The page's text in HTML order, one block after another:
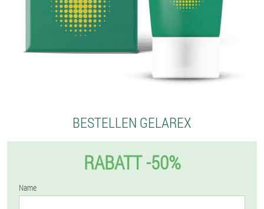
BESTELLEN GELAREX
RABATT -50%
Name